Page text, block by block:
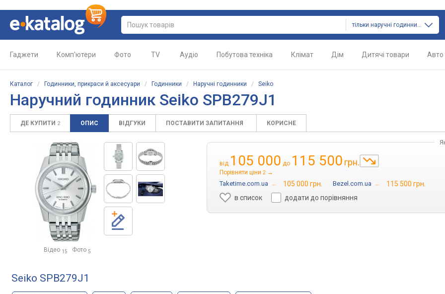
тільки наручні годинники
Гаджети Комп'ютери Фото TV Аудіо Побутова техніка Клімат Дім Дитячі товари Авто
Каталог / Годинники, прикраси й аксесуари / Годинники / Наручні годинники / Seiko
Наручний годинник Seiko SPB279J1
ДЕ КУПИТИ 2 ОПИС ВІДГУКИ ПОСТАВИТИ ЗАПИТАННЯ КОРИСНЕ
Відео 15 Фото 5
від 105 000 до 115 500 грн.
Порівняти ціни 2 →
Taketime.com.ua → 105 000 грн. Bezel.com.ua →
115 500 грн.
в список
додати до порівняння
Seiko SPB279J1